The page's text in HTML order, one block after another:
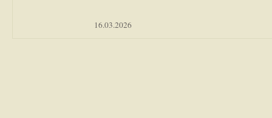
16.03.2026